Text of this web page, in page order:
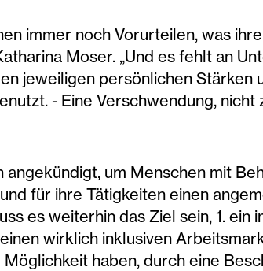
immer noch Vorurteilen, was
Moser. „Und es fehlt an
jeweiligen persönlichen Stärken
- Eine Verschwendung,
um Menschen mit
für ihre Tätigkeiten einen
es weiterhin das Ziel sein, 1. ein
wirklich inklusiven
haben, durch eine